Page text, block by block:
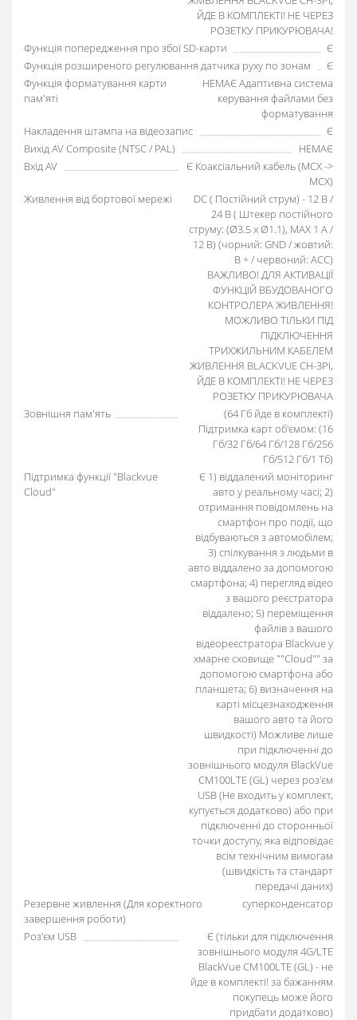
ЙДЕ В КОМПЛЕКТІ! НЕ ЧЕРЕЗ
РОЗЕТКУ ПРИКУРЮВАЧА!
Функція попередження про збої SD-карти
Є
Функція розширеного регулювання датчика руху по зонам
Є
Функція форматування карти
пам'яті
НЕМАЄ Адаптивна система
керування файлами без
форматування
Накладення штампа на відеозапис
Є
Вихід AV Composite (NTSC / PAL)
НЕМАЄ
Вхід AV
Є Коаксіальний кабель (MCX ->
MCX)
Живлення від бортової мережі
DC ( Постійний струм) - 12 В /
24 В ( Штекер постійного
струму: (Ø3.5 x Ø1.1), MAX 1 A /
12 В) (чорний: GND / жовтий:
B + / червоний: ACC)
ВАЖЛИВО! ДЛЯ АКТИВАЦІЇ
ФУНКЦІЙ ВБУДОВАНОГО
КОНТРОЛЕРА ЖИВЛЕННЯ!
МОЖЛИВО ТІЛЬКИ ПІД
ПІДКЛЮЧЕННЯ
ТРИХЖИЛЬНИМ КАБЕЛЕМ
ЖИВЛЕННЯ BLACKVUE CH-3PI,
ЙДЕ В КОМПЛЕКТІ! НЕ ЧЕРЕЗ
РОЗЕТКУ ПРИКУРЮВАЧА
Зовнішня пам'ять
(64 Гб йде в комплекті)
Підтримка карт об'ємом: (16
Гб/32 Гб/64 Гб/128 Гб/256
Гб/512 Гб/1 Тб)
Підтримка функції "Blackvue
Cloud"
Є 1) віддалений моніторинг
авто у реальному часі; 2)
отримання повідомлень на
смартфон про події, що
відбуваються з автомобілем;
3) спілкування з людьми в
авто віддалено за допомогою
смартфона; 4) перегляд відео
з вашого реєстратора
віддалено; 5) переміщення
файлів з вашого
відеореєстратора Blackvue у
хмарне сховище ""Cloud"" за
допомогою смартфона або
планшета; 6) визначення на
карті місцезнаходження
вашого авто та його
швидкості) Можливе лише
при підключенні до
зовнішнього модуля BlackVue
CM100LTE (GL) через роз'єм
USB (Не входить у комплект,
купується додатково) або при
підключенні до сторонньої
точки доступу, яка відповідає
всім технічним вимогам
(швидкість та стандарт
передачі даних)
Резервне живлення (Для коректного
завершення роботи)
суперконденсатор
Роз'єм USB
Є (тільки для підключення
зовнішнього модуля 4G/LTE
BlackVue CM100LTE (GL) - не
йде в комплекті! за бажанням
покупець може його
придбати додатково)